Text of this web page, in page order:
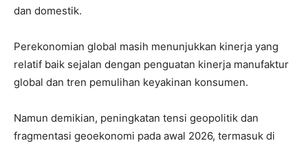
dan domestik.
Perekonomian global masih menunjukkan kinerja yang
relatif baik sejalan dengan penguatan kinerja manufaktur
global dan tren pemulihan keyakinan konsumen.
Namun demikian, peningkatan tensi geopolitik dan
fragmentasi geoekonomi pada awal 2026, termasuk di